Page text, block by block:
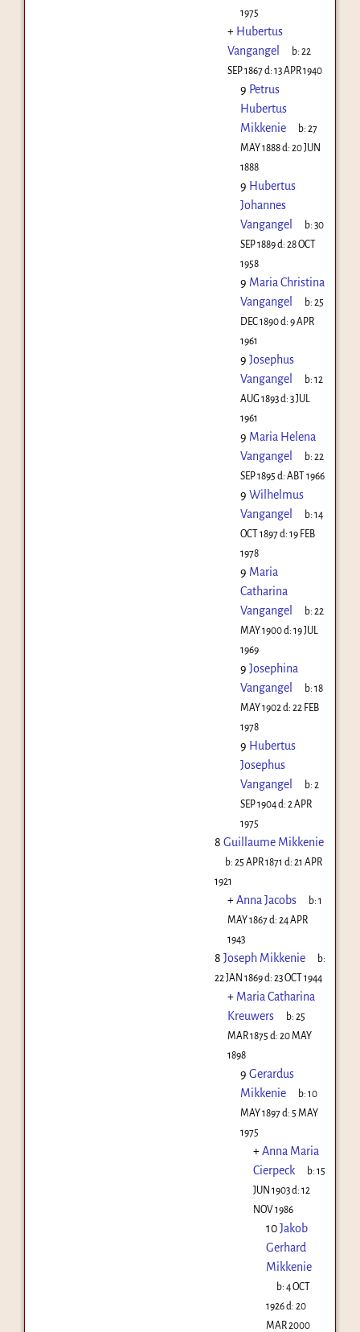
1975
+ Hubertus
Vangangel
b:22
SEP 1867d: 13 APR 1940
9 Petrus
Hubertus
Mikkenie
b:27
MAY 1888d: 20 JUN
1888
9 Hubertus
Johannes
Vangangel
b:30
SEP 1889d: 28 OCT
1958
9 Maria Christina
Vangangel
b:25
DEC 1890d: 9 APR
1961
9 Josephus
Vangangel
b:12
AUG 1893d: 3 JUL
1961
9 Maria Helena
Vangangel
b:22
SEP 1895 d: ABT 1966
9 Wilhelmus
Vangangel
b:14
OCT 1897d: 19 FEB
1978
9 Maria
Catharina
Vangangel
b:22
MAY 1900d: 19 JUL
1969
9 Josephina
Vangangel
b:18
MAY 1902 d: 22 FEB
1978
9 Hubertus
Josephus
Vangangel
b:2
SEP 1904d: 2 APR
1975
8 Guillaume Mikkenie
b:25 APR 1871 d:21 APR
1921
+Anna Jacobs b:1
MAY 1867d: 24 APR
1943
8 Joseph Mikkenie
b:
22 JAN 1869d: 23 OCT 1944
+ Maria Catharina
Kreuwers
b:25
MAR 1875 d: 20 MAY
1898
9 Gerardus
Mikkenie
b:10
MAY 1897d: 5 MAY
1975
+Anna Maria
Cierpeck
b:15
JUN 1903d: 12
NOV 1986
10Jakob
Gerhard
Mikkenie
b:4 OCT
1926d: 20
MAR 2000